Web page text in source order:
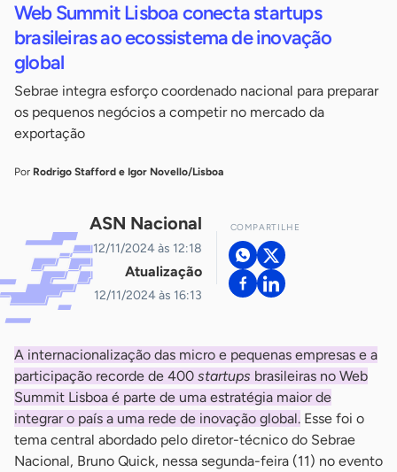
Web Summit Lisboa conecta startups
brasileiras ao ecossistema de inovação
global
Sebrae integra esforço coordenado nacional para preparar
os pequenos negócios a competir no mercado da
exportação
Por Rodrigo Stafford e Igor Novello/Lisboa
ASN Nacional
12/11/2024 às 12:18
Atualização
12/11/2024 às 16:13
COMPARTILHE
A internacionalização das micro e pequenas empresas e a
participação recorde de 400 startups brasileiras no Web
Summit Lisboa é parte de uma estratégia maior de
integrar o país a uma rede de inovação global. Esse foi o
tema central abordado pelo diretor-técnico do Sebrae
Nacional, Bruno Quick, nessa segunda-feira (11) no evento